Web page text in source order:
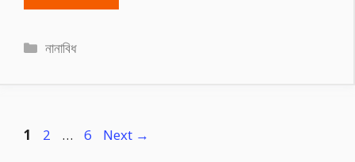
Categories
নানাবিধ
Page
1 Page
2 … Page
6 Next →